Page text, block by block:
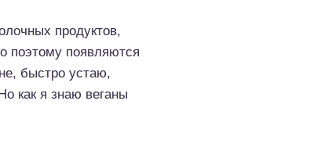
продуктов,
поэтому появляются
быстро устаю,
как я знаю веганы